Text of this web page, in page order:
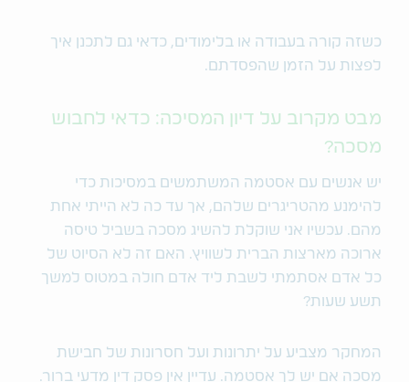
כשזה קורה בעבודה או בלימודים, כדאי גם לתכנן איך
לפצות על הזמן שהפסדתם.
מבט מקרוב על דיון המסיכה: כדאי לחבוש
מסכה?
יש אנשים עם אסטמה המשתמשים במסיכות כדי
להימנע מהטריגרים שלהם, אך עד כה לא הייתי אחת
מהם. עכשיו אני שוקלת להשיג מסכה בשביל טיסה
ארוכה מארצות הברית לשוויץ. האם זה לא הסיוט של
כל אדם אסתמתי לשבת ליד אדם חולה במטוס למשך
תשע שעות?
המחקר מצביע על יתרונות ועל חסרונות של חבישת
מסכה אם יש לך אסטמה. עדיין אין פסק דין מדעי ברור.